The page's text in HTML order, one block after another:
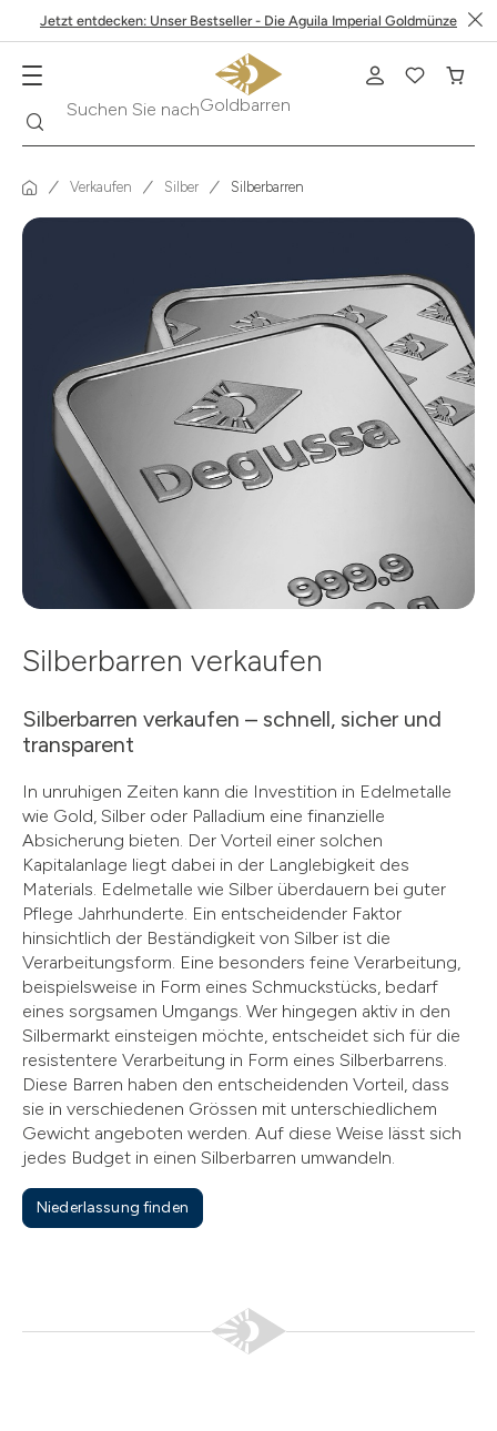
Jetzt entdecken: Unser Bestseller - Die Aguila Imperial Goldmünze
Suchen Sie nach
Verkaufen Silber Silberbarren
Silberbarren verkaufen
Silberbarren verkaufen – schnell, sicher und
transparent
In unruhigen Zeiten kann die Investition in Edelmetalle
wie Gold, Silber oder Palladium eine finanzielle
Absicherung bieten. Der Vorteil einer solchen
Kapitalanlage liegt dabei in der Langlebigkeit des
Materials. Edelmetalle wie Silber überdauern bei guter
Pflege Jahrhunderte. Ein entscheidender Faktor
hinsichtlich der Beständigkeit von Silber ist die
Verarbeitungsform. Eine besonders feine Verarbeitung,
beispielsweise in Form eines Schmuckstücks, bedarf
eines sorgsamen Umgangs. Wer hingegen aktiv in den
Silbermarkt einsteigen möchte, entscheidet sich für die
resistentere Verarbeitung in Form eines Silberbarrens.
Diese Barren haben den entscheidenden Vorteil, dass
sie in verschiedenen Grössen mit unterschiedlichem
Gewicht angeboten werden. Auf diese Weise lässt sich
jedes Budget in einen Silberbarren umwandeln.
Niederlassung finden